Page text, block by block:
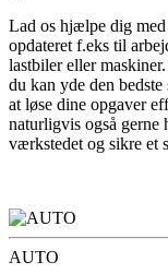
Lad os hjælpe dig med
opdateret f.eks til
lastbiler eller
du kan yde den
at løse dine opgaver
naturligvis også gerne
værkstedet og sikre et
AUTO